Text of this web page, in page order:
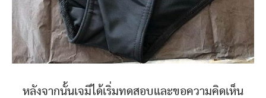
หลังจากนั้นเจมีได้เริ่มทดสอบและขอความคิดเห็น